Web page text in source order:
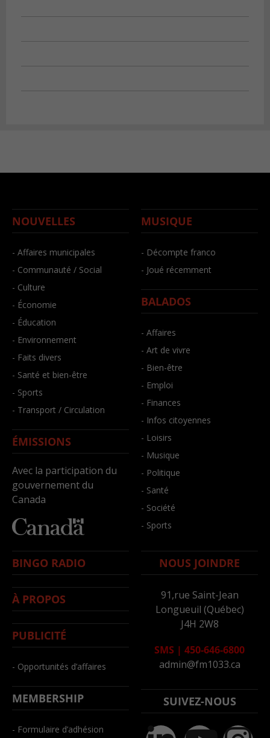
NOUVELLES
- Affaires municipales
- Communauté / Social
- Culture
- Économie
- Éducation
- Environnement
- Faits divers
- Santé et bien-être
- Sports
- Transport / Circulation
ÉMISSIONS
Avec la participation du
gouvernement du
Canada
MUSIQUE
- Décompte franco
- Joué récemment
BALADOS
- Affaires
- Art de vivre
- Bien-être
- Emploi
- Finances
- Infos citoyennes
- Loisirs
- Musique
- Politique
- Santé
- Société
- Sports
BINGO RADIO
À PROPOS
PUBLICITÉ
- Opportunités d’affaires
MEMBERSHIP
- Formulaire d’adhésion
NOUS JOINDRE
91,rue Saint-Jean
Longueuil (Québec)
J4H 2W8
SMS | 450-646-6800
admin@fm1033.ca
SUIVEZ-NOUS